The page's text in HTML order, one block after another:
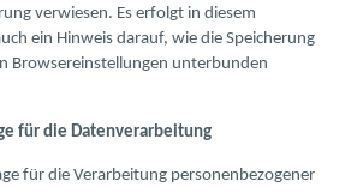
verwiesen. Es erfolgt in diesem
ein Hinweis darauf, wie die Speicherung
Browsereinstellungen unterbunden
für die Datenverarbeitung
für die Verarbeitung personenbezogener